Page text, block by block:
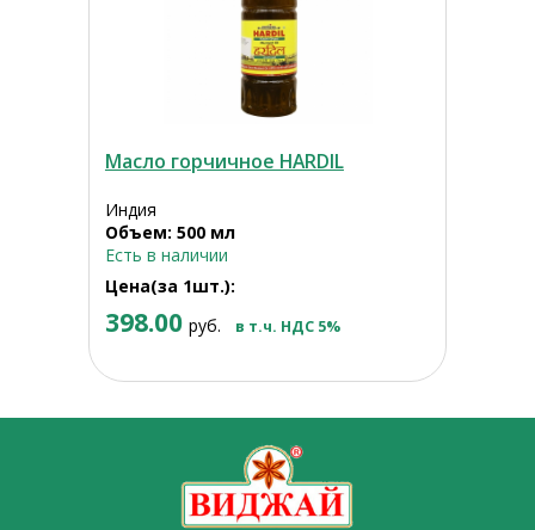
Масло горчичное HARDIL
Индия
Объем: 500 мл
Есть в наличии
Цена(за 1шт.):
398.00 руб. в т.ч. НДС 5%